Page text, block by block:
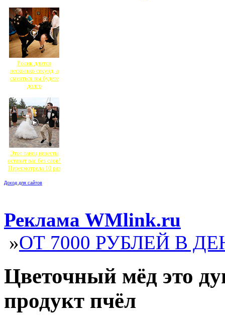
Ролик длится
несколько секунд, а
смеяться вы будете
долго
Этот танец невесты
оставит вас без слов!
Пересмотрела 10 раз
Доход для сайтов
Реклама WMlink.ru
»ОТ 7000 РУБЛЕЙ В
Цветочный мёд это
продукт пчёл